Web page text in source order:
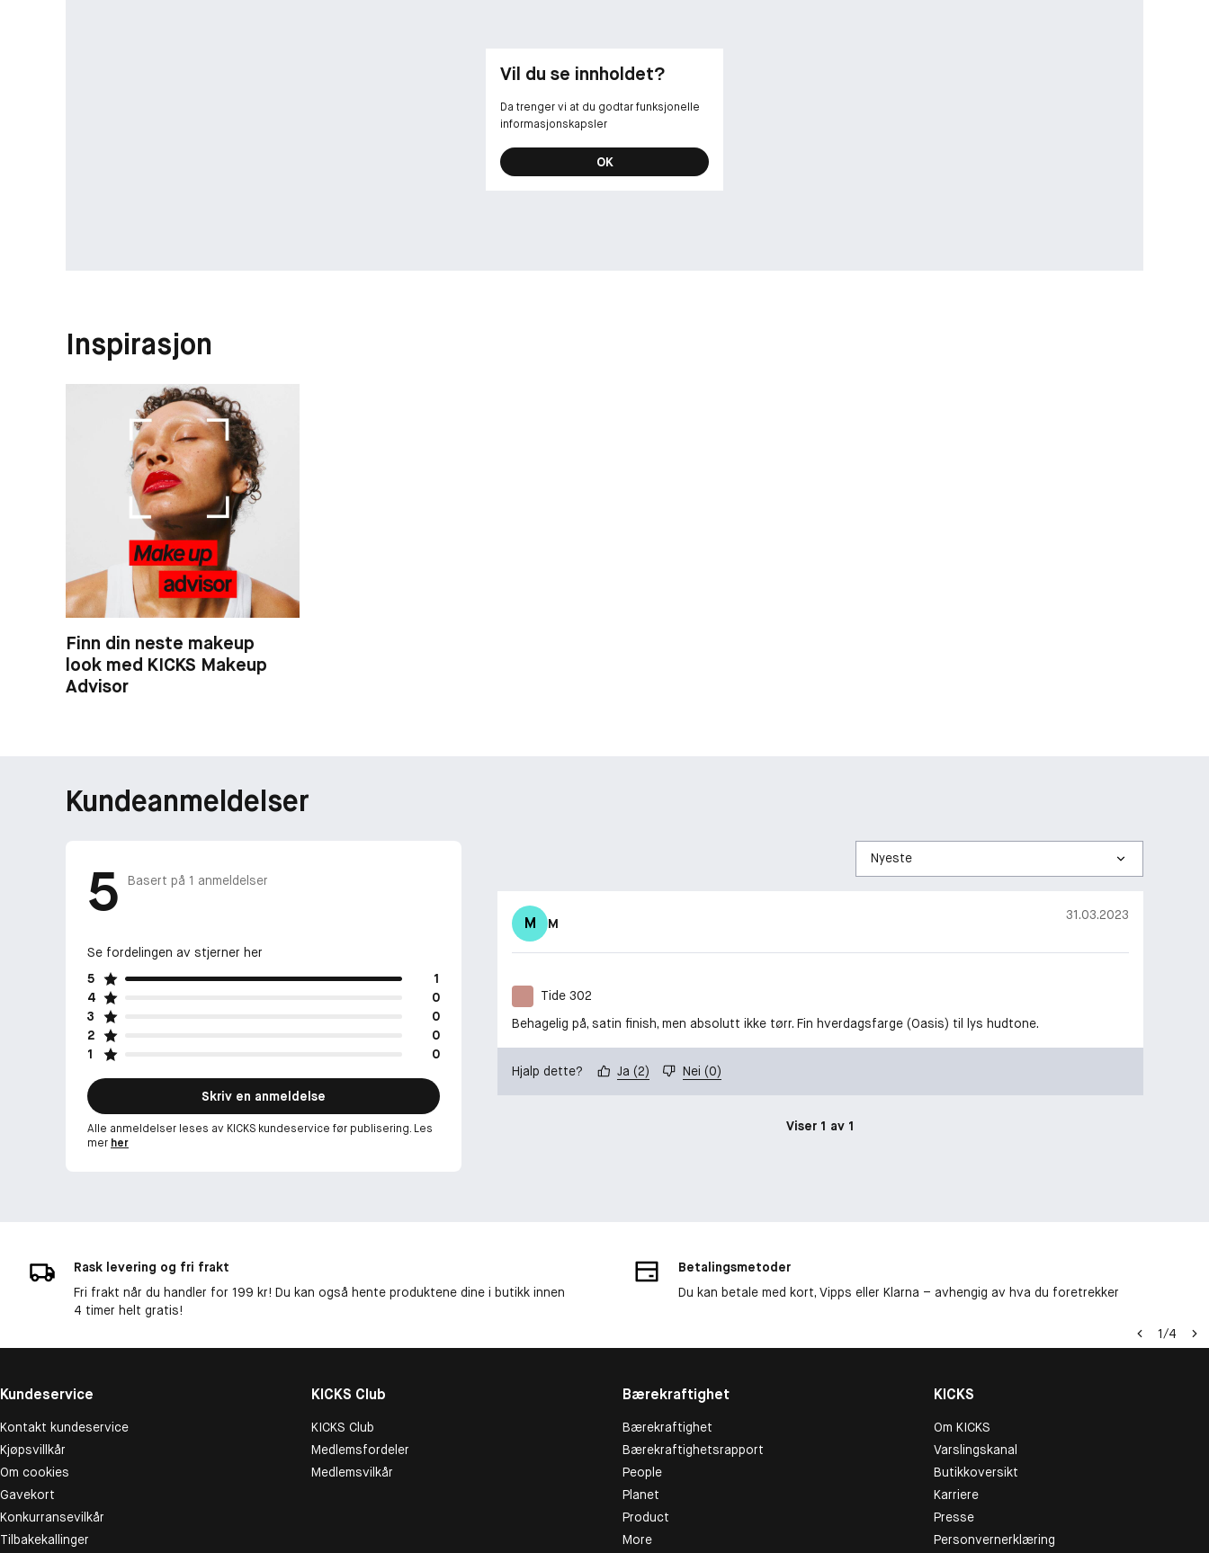
Vil du se innholdet?
Da trenger vi at du godtar funksjonelle
informasjonskapsler
OK
Inspirasjon
Finn din neste makeup
look med KICKS Makeup
Advisor
Kundeanmeldelser
5 Basert på 1 anmeldelser
Se fordelingen av stjerner her
5
1
4
0
3
0
2
0
1
0
Skriv en anmeldelse
Alle anmeldelser leses av KICKS kundeservice før publisering. Les
mer her
Sorter
etter
M M
31.03.2023
Tide 302
Behagelig på, satin finish, men absolutt ikke tørr. Fin hverdagsfarge (Oasis) til lys hudtone.
Hjalp dette? Ja (2) Nei (0)
Viser 1 av 1
Rask levering og fri frakt
Fri frakt når du handler for 199 kr! Du kan også hente produktene dine i butikk innen
4 timer helt gratis!
Betalingsmetoder
Du kan betale med kort, Vipps eller Klarna – avhengig av hva du foretrekker
1/4
Kundeservice
Kontakt kundeservice
Kjøpsvillkår
Om cookies
Gavekort
Konkurransevilkår
Tilbakekallinger
KICKS Club
KICKS Club
Medlemsfordeler
Medlemsvilkår
Bærekraftighet
Bærekraftighet
Bærekraftighetsrapport
People
Planet
Product
More
KICKS
Om KICKS
Varslingskanal
Butikkoversikt
Karriere
Presse
Personvernerklæring